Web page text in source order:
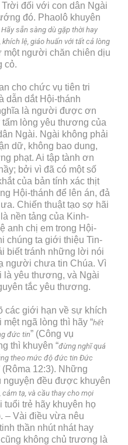
đối với con dân Ngài
đó. Phaolô khuyên
sẵn sàng dù gặp thời hay
lệ, giáo huấn với tất cả lòng
một người chăn chiên dịu
cỏ.
cho chức vụ tiên tri
dẫn dắt Hội-thánh
là người được ơn
lòng yêu thương của
Ngài. Ngài không phải
dữ, không bao dung,
phạt. Ai tập tành ơn
bởi vì đã có một số
của bản tính xác thịt
Hội-thánh để lên án, đả
Chiến thuật tạo sợ hãi
nền tảng của Kinh-
anh chị em trong Hội-
chúng ta giới thiệu Tin-
biết tránh những lời nói
người chưa tin Chúa. Vì
là yêu thương, và Ngài
tắc yêu thương.
các giới hạn về sự khích
ngã lòng thì hãy “hết
đức tin” (Công vụ
thì khuyên “đừng nghĩ quá
theo mức độ đức tin Đức
(Rôma 12:3). Những
đều được khuyên
cảm tạ, và cầu thay cho mọi
tuổi trẻ hãy khuyên họ
– Vài điều vừa nêu
thần nhút nhát hay
không chủ trương là